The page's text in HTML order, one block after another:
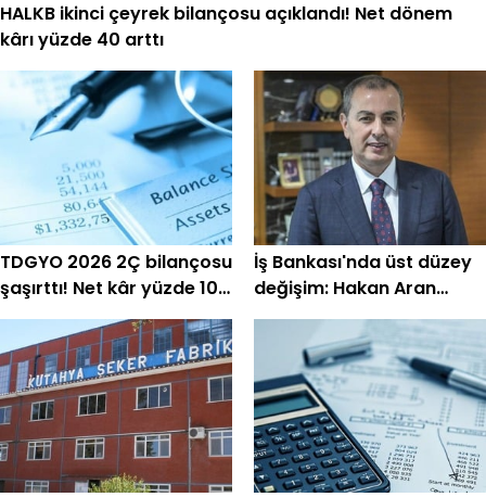
HALKB ikinci çeyrek bilançosu açıklandı! Net dönem
kârı yüzde 40 arttı
TDGYO 2026 2Ç bilançosu
şaşırttı! Net kâr yüzde 105
bin arttı
İş Bankası'nda üst düzey
değişim: Hakan Aran
görevini devrediyor